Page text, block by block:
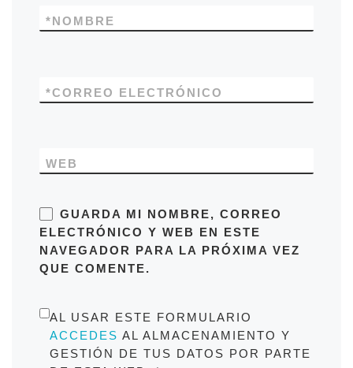
NOMBRE
*
CORREO ELECTRÓNICO
*
WEB
GUARDA MI NOMBRE, CORREO
ELECTRÓNICO Y WEB EN ESTE
NAVEGADOR PARA LA PRÓXIMA VEZ
QUE COMENTE.
AL USAR ESTE FORMULARIO
ACCEDES AL ALMACENAMIENTO Y
GESTIÓN DE TUS DATOS POR PARTE